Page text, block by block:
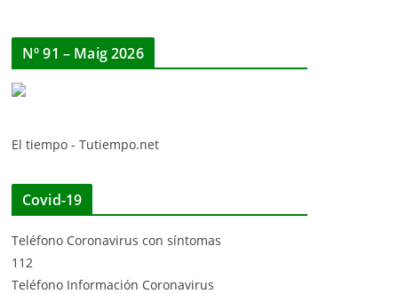
Nº 91 – Maig 2026
El tiempo - Tutiempo.net
Covid-19
Teléfono Coronavirus con síntomas
112
Teléfono Información Coronavirus